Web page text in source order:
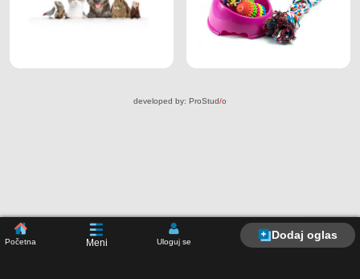
Početna Meni Uloguj se
Dodaj oglas
developed by: ProStud/o